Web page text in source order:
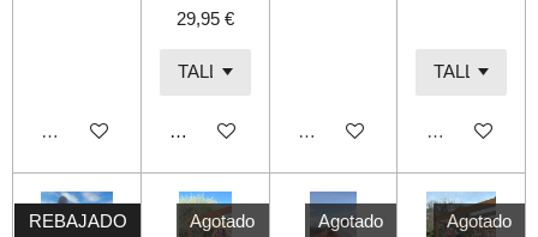
Agotado
29,95 €
Añadir al carrito Agotado Agotado
REBAJADO Agotado Agotado Agotado